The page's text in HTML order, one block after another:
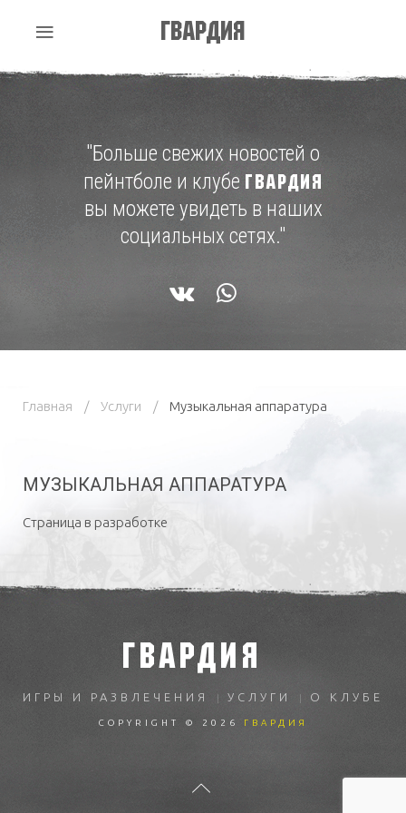
Гвардия
"Больше свежих новостей о
пейнтболе и клубе
ГВАРДИЯ
вы можете увидеть в наших
социальных сетях."
Главная Услуги Музыкальная аппаратура
МУЗЫКАЛЬНАЯ АППАРАТУРА
Страница в разработке
ГВАРДИЯ
ИГРЫ И РАЗВЛЕЧЕНИЯ УСЛУГИ О КЛУБЕ
COPYRIGHT © 2026 ГВАРДИЯ